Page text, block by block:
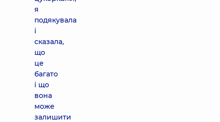
я
подякувала
і
сказала,
що
це
багато
і що
вона
може
залишити